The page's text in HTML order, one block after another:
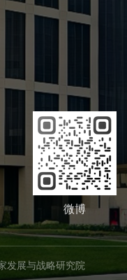
微博
发展与战略研究院